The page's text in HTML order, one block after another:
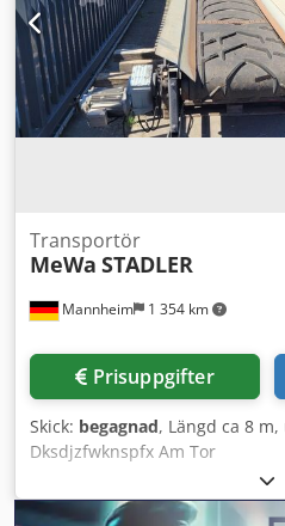
Mannheim 1 354 km
Transportör
MeWa STADLER
Prisuppgifter
Skick: begagnad, Längd ca 8
Dksdjzfwknspfx Am Tor